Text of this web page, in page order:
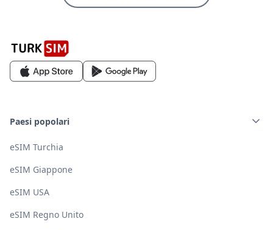
Paesi popolari
eSIM Turchia
eSIM Giappone
eSIM USA
eSIM Regno Unito